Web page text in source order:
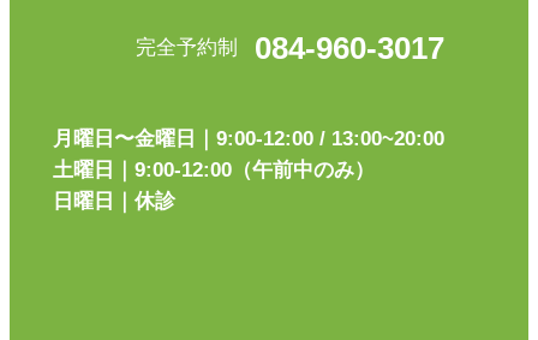
完全予約制 084-960-3017
月曜日〜金曜日｜9:00-12:00 / 13:00~20:00
土曜日｜9:00-12:00（午前中のみ）
日曜日｜休診